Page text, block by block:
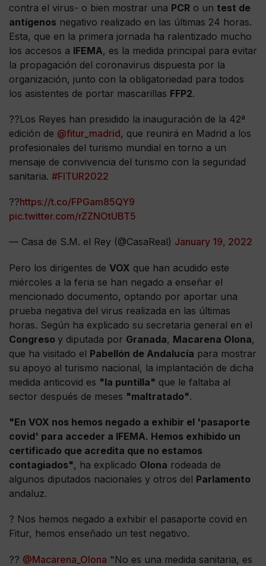
contra el virus- o bien mostrar una PCR o un test de
antígenos negativo realizado en las últimas 24 horas.
Esta, que en la primera jornada ha ralentizado mucho
los accesos a IFEMA, es la medida principal para evitar
la propagación del coronavirus dispuesta por la
organización, junto con la obligatoriedad para todos
los asistentes de portar mascarillas FFP2.
??Los Reyes han presidido la inauguración de la 42ª
edición de @fitur_madrid, que reunirá en Madrid a los
profesionales del turismo mundial en torno a un
mensaje de convivencia del turismo con la seguridad
sanitaria. #FITUR2022
??https://t.co/FPGam85QY9
pic.twitter.com/rZZNOtUBT5
— Casa de S.M. el Rey (@CasaReal) January 19, 2022
Pero los dirigentes de VOX que han acudido este
miércoles a la feria se han negado a enseñar el
mencionado documento, optando por aportar una
prueba negativa del virus realizada en las últimas
horas. Según ha explicado su secretaria general en el
Congreso y diputada por Granada, Macarena Olona,
que ha visitado el Pabellón de Andalucía para mostrar
su apoyo al turismo nacional, la implantación de dicha
medida anticovid es "la puntilla" que le faltaba al
sector después de meses "maltratado".
"En VOX nos hemos negado a exhibir el 'pasaporte
covid' para acceder a IFEMA. Hemos exhibido un
certificado que acredita que no estamos
contagiados", ha explicado Olona rodeada de
algunos diputados nacionales y otros del Parlamento
andaluz.
? Nos hemos negado a exhibir el pasaporte covid en
Fitur, hemos enseñado un test negativo.
?? @Macarena_Olona "No es una medida sanitaria, es